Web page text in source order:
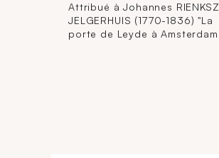
Attribué à Johannes RIENKSZ
JELGERHUIS (1770-1836) "La
porte de Leyde à Amsterdam